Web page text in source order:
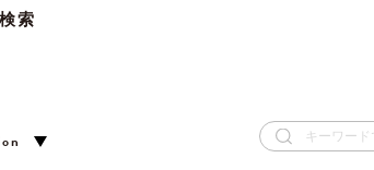
索